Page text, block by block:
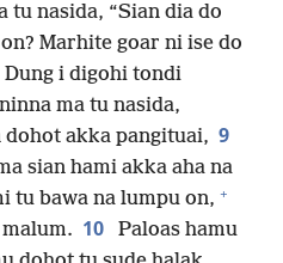
tu nasida, “Sian dia do
Marhite goar ni ise do
Dung i digohi tondi
ma tu nasida,
akka pangituai, 9
sian hami akka aha na
tu bawa na lumpu on, +
10
Paloas hamu